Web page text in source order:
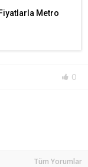
Metro
0
Tüm Yorumlar